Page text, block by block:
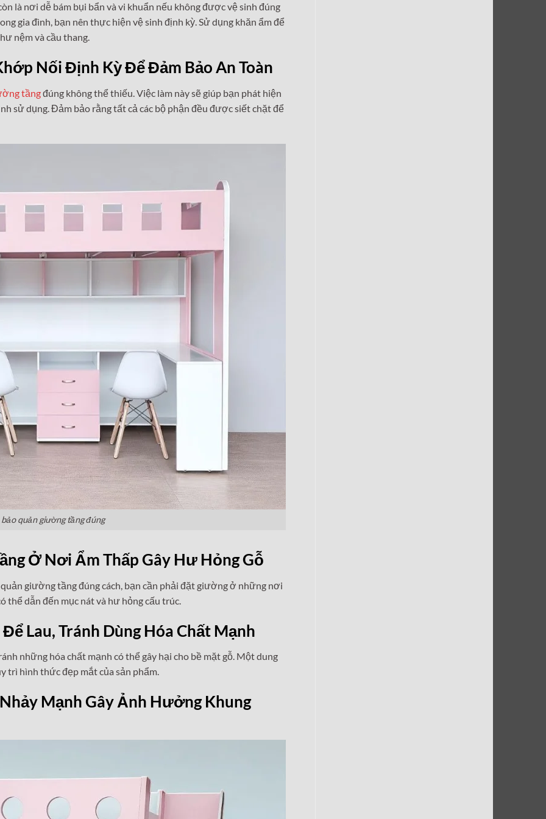
là nơi dễ bám bụi bẩn và vi khuẩn nếu không được vệ sinh đúng
gia đình, bạn nên thực hiện vệ sinh định kỳ. Sử dụng khăn ẩm để
nệm và cầu thang.
Nối Định Kỳ Để Đảm Bảo An Toàn
tầngđúng không thể thiếu. Việc làm này sẽ giúp bạn phát hiện
sử dụng. Đảm bảo rằng tất cả các bộ phận đều được siết chặt để
quản giường tầng đúng
Ở Nơi Ẩm Thấp Gây Hư Hỏng Gỗ
giường tầng đúng cách, bạn cần phải đặt giường ở những nơi
thể dẫn đến mục nát và hư hỏng cấu trúc.
Lau, Tránh Dùng Hóa Chất Mạnh
những hóa chất mạnh có thể gây hại cho bề mặt gỗ. Một dung
trì hình thức đẹp mắt của sản phẩm.
Mạnh Gây Ảnh Hưởng Khung